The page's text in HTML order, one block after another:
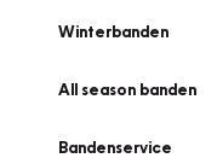
Winterbanden
All season banden
Bandenservice